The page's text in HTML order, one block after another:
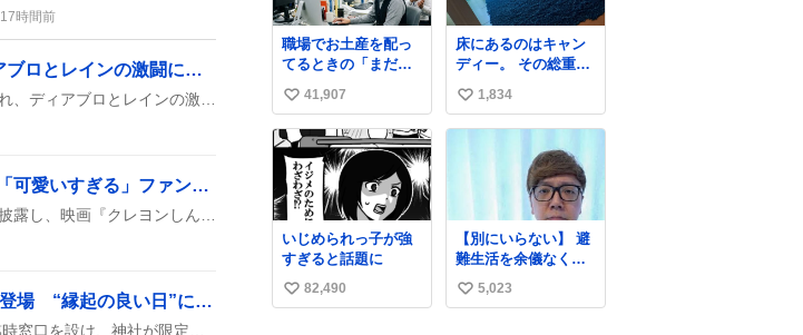
17時間前
「転生したらスライムだった件」第89話、ディアブロとレインの激闘にファン歓喜
TOMOO、Mステで『大人になったら』初披露 「可愛いすぎる」ファン歓喜
令和8年8月8日、全国で商品入荷や婚姻届窓口が登場 “縁起の良い日”にワクワク感が広がる
で可愛い猫ちゃんが
いた最大級のありが
とうありがとうあり
がとうね〜〜〜！
職場でお土産を配っ
てるときの「まだ気
づいてませんよ」的
な演技が毎回シンド
い。
い
い
ね
数
41,907
床にあるのはキャン
ディー。 その総重量
は亡くなった人と同
等の重さだそうで
す。 鑑賞者は一つ持
ち帰れますが、亡く
なった人の一部を持
ち帰っているような
感覚になりました。
勇気を出して口に入
れたら、ハッカ味😳
✨ #ポーラ美術館
い
い
1,834
いじめられっ子が強
すぎると話題に
い
82,490
【別にいらない】 避
難生活を余儀なくさ
れている子どもたち
のためにヒカキンボ
い
5,023